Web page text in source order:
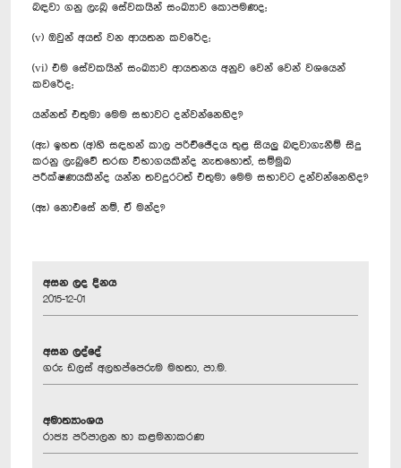
බඳවා ගනු ලැබූ සේවකයින් සංඛ්‍යාව කොපමණද;
(v) ඔවුන් අයත් වන ආයතන කවරේද;
(vi) එම සේවකයින් සංඛ්‍යාව ආයතනය අනුව වෙන් වෙන් වශයෙන්
කවරේද;
යන්නත් එතුමා මෙම සභාවට දන්වන්නෙහිද?
(ඇ) ඉහත (අ)හි සඳහන් කාල පරිච්ඡේදය තුළ සියලු බඳවාගැනීම් සිදු
කරනු ලැබුවේ තරඟ විභාගයකින්ද නැතහොත්, සම්මුඛ
පරීක්ෂණයකින්ද යන්න තවදුරටත් එතුමා මෙම සභාවට දන්වන්නෙහිද?
(ඈ) නොඑසේ නම්, ඒ මන්ද?
අසන ලද දිනය
2015-12-01
අසන ලද්දේ
ගරු ඩලස් අලහප්පෙරුම මහතා, පා.ම.
අමාත්‍යාංශය
රාජ්‍ය පරිපාලන හා කළමනාකරණ